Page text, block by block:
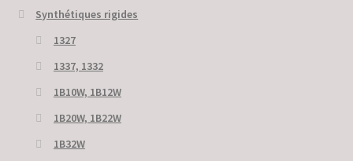
Synthétiques rigides
1327
1337, 1332
1B10W, 1B12W
1B20W, 1B22W
1B32W